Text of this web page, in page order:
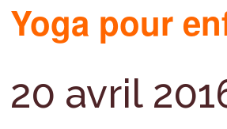
Yoga pour
20 avril